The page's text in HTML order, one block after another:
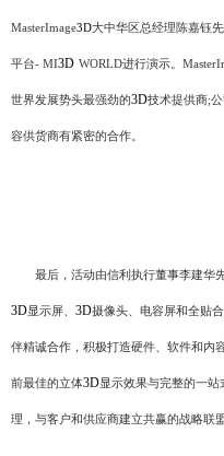
MasterImage3D大中华区总经理陈嘉钰
平台- MI3D WORLD进行演示。
世界发展势头最强劲的3D技术提供商;
容供货商有紧密的合作。
最后，活动由信利执行董事李建华
3D显示屏、 3D摄像头、电容屏和全贴
伴精诚合作，积极打造硬件、软件和内
前最佳的立体3D显示效果与完整的一
理，与客户和供应商建立共赢的战略联盟